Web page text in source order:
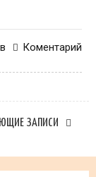
Коментарий
ЗАПИСИ